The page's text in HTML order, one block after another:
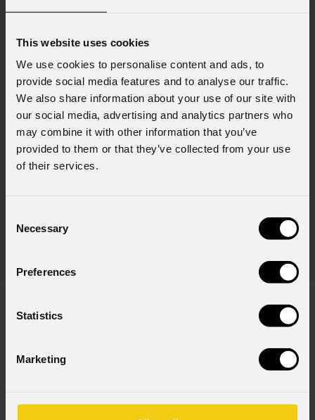
This website uses cookies
We use cookies to personalise content and ads, to
provide social media features and to analyse our traffic.
We also share information about your use of our site with
our social media, advertising and analytics partners who
may combine it with other information that you’ve
provided to them or that they’ve collected from your use
of their services.
Selection
Necessary
Preferences
Statistics
Marketing
Modulo LED wall indoor, U-Shield 2424 BF, ver. XS,